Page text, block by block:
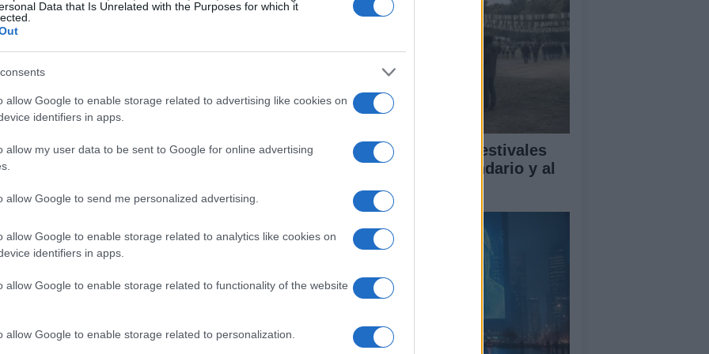
Data that Is Unrelated with the Purposes for which it
allow Google to enable storage related to advertising like cookies on
identifiers in apps.
allow my user data to be sent to Google for online advertising
allow Google to send me personalized advertising.
allow Google to enable storage related to analytics like cookies on
identifiers in apps.
allow Google to enable storage related to functionality of the website
allow Google to enable storage related to personalization.
Papa Francisco despeja las dudas
su renuncia
española. Durante la conversación ha desmentido los
sobre su renuncia.
polémica entrevista de Antonio
a dos conocidos youtubers
pasado domingo, Antonio David reapareció para conceder
entrevista en el canal de dos famosos youtubers: Juanjo Vlog
youtuber JuanjoVlog entrevistará
Cómo disfrutar de festivales
con respeto al vecindario y al
medio ambiente